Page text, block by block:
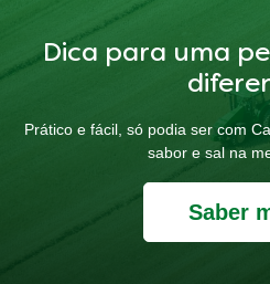
Dica para uma
Prático e fácil, só podia ser com
sabor e sal na
Saber